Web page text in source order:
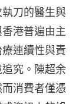
刀的醫生與
港普遍由主
連續性與責
究。陳超余
消費者僅憑